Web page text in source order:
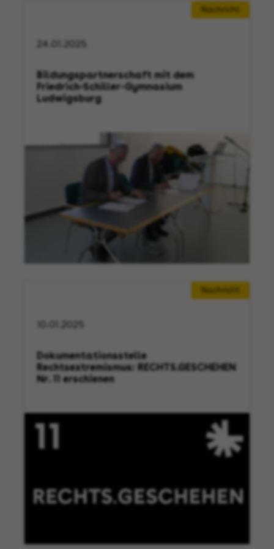
Nachricht
24.01.2025
Bildungspartnerschaft mit dem
Friedrich-Schiller-Gymnasium
Ludwigsburg
Nachricht
10.01.2025
Dokumentationsstelle
Rechtsextremismus: RECHTS.GESCHEHEN
Nr. 11 erschienen